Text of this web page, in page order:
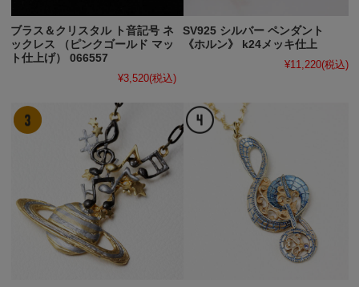
ブラス＆クリスタル ト音記号 ネ
ックレス （ピンクゴールド マッ
ト仕上げ） 066557
¥3,520(税込)
SV925 シルバー ペンダント
《ホルン》 k24メッキ仕上
¥11,220(税込)